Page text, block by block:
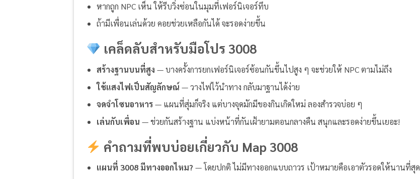
หากถูก NPC เห็น ให้รีบวิ่งซ่อนในมุมที่เฟอร์นิเจอร์ทึบ
ถ้ามีเพื่อนเล่นด้วย คอยช่วยเหลือกันได้ จะรอดง่ายขึ้น
เคล็ดลับสำหรับมือโปร 3008
สร้างฐานบนที่สูง — บางครั้งการยกเฟอร์นิเจอร์ซ้อนกันขึ้นไปสูง ๆ จะช่วยให้ NPC ตามไม่ถึง
ใช้แสงไฟเป็นสัญลักษณ์ — วางไฟไว้นำทาง กลับมาฐานได้ง่าย
จดจำโซนอาหาร— แผนที่สุ่มก็จริง แต่บางจุดมักมีของกินเกิดใหม่ ลองสำรวจบ่อย ๆ
เล่นกับเพื่อน — ช่วยกันสร้างฐาน แบ่งหน้าที่กันเฝ้ายามตอนกลางคืน สนุกและรอดง่ายขึ้นเยอะ!
คำถามที่พบบ่อยเกี่ยวกับ Map 3008
แผนที่ 3008 มีทางออกไหม? — โดยปกติ ไม่มีทางออกแบบถาวร เป้าหมายคือเอาตัวรอดให้นานที่สุด